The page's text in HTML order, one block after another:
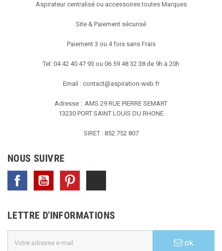
Aspirateur centralisé ou accessoires toutes Marques
Site & Paiement sécurisé
Paiement 3 ou 4 fois sans Frais
Tel: 04 42 40 47 93 ou 06 59 48 32 38 de 9h à 20h
Email : contact@aspiration-web.fr
Adresse : AMS 29 RUE PIERRE SEMART
13230 PORT SAINT LOUIS DU RHONE
SIRET : 852 752 807
NOUS SUIVRE
Facebook YouTube
LETTRE D'INFORMATIONS
ok